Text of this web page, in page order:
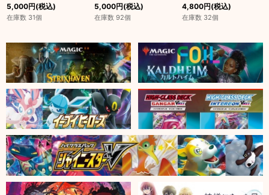
5,000円(税込)
在庫数 31個
5,000円(税込)
在庫数 92個
4,800円(税込)
在庫数 32個